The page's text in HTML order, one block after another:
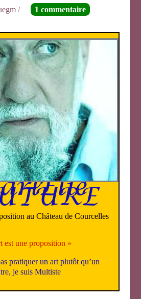
/ 1 commentaire
au Château de Courcelles
est une proposition »
pratiquer un art plutôt qu’un
je suis Multiste